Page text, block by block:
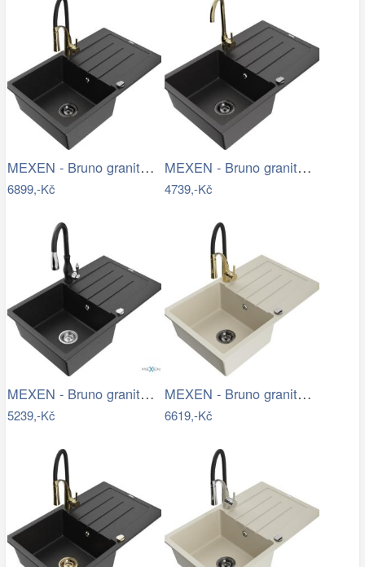
MEXEN - Bruno granitový dřez s…
6899,-Kč
MEXEN - Bruno granitový dřez s…
4739,-Kč
MEXEN - Bruno granitový dřez 1 s…
5239,-Kč
MEXEN - Bruno granitový dřez s…
6619,-Kč